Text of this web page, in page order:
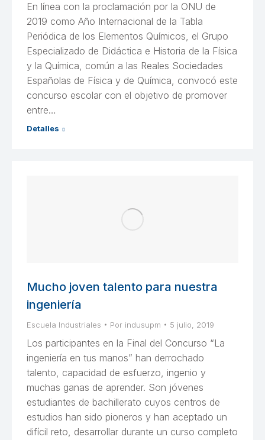
En línea con la proclamación por la ONU de
2019 como Año Internacional de la Tabla
Periódica de los Elementos Químicos, el Grupo
Especializado de Didáctica e Historia de la Física
y la Química, común a las Reales Sociedades
Españolas de Física y de Química, convocó este
concurso escolar con el objetivo de promover
entre…
Detalles
Mucho joven talento para nuestra
ingeniería
Escuela Industriales Por indusupm 5 julio, 2019
Los participantes en la Final del Concurso “La
ingeniería en tus manos” han derrochado
talento, capacidad de esfuerzo, ingenio y
muchas ganas de aprender. Son jóvenes
estudiantes de bachillerato cuyos centros de
estudios han sido pioneros y han aceptado un
difícil reto, desarrollar durante un curso completo